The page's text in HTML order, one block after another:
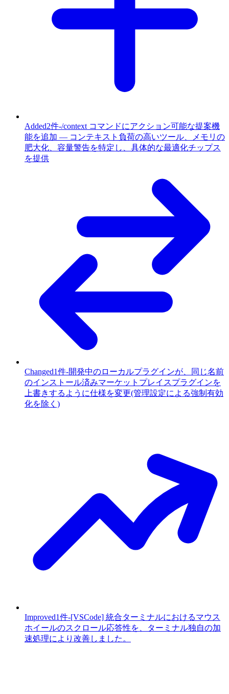
Added2件-/context コマンドにアクション可能な提案機
能を追加 — コンテキスト負荷の高いツール、メモリの
肥大化、容量警告を特定し、具体的な最適化チップス
を提供
Changed1件-開発中のローカルプラグインが、同じ名前
のインストール済みマーケットプレイスプラグインを
上書きするように仕様を変更(管理設定による強制有効
化を除く)
Improved1件-[VSCode] 統合ターミナルにおけるマウス
ホイールのスクロール応答性を、ターミナル独自の加
速処理により改善しました。